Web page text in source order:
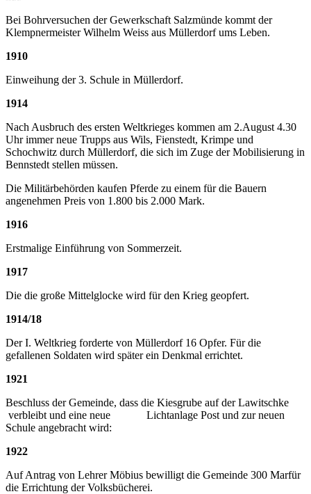
Bei Bohrversuchen der Gewerkschaft Salzmünde kommt der
Klempnermeister Wilhelm Weiss aus Müllerdorf ums Leben.
1910
Einweihung der 3. Schule in Müllerdorf.
1914
Nach Ausbruch des ersten Weltkrieges kommen am 2.August 4.30
Uhr immer neue Trupps aus Wils, Fienstedt, Krimpe und
Schochwitz durch Müllerdorf, die sich im Zuge der Mobilisierung in
Bennstedt stellen müssen.
Die Militärbehörden kaufen Pferde zu einem für die Bauern
angenehmen Preis von 1.800 bis 2.000 Mark.
1916
Erstmalige Einführung von Sommerzeit.
1917
Die die große Mittelglocke wird für den Krieg geopfert.
1914/18
Der I. Weltkrieg forderte von Müllerdorf 16 Opfer. Für die
gefallenen Soldaten wird später ein Denkmal errichtet.
1921
Beschluss der Gemeinde, dass die Kiesgrube auf der Lawitschke
verbleibt und eine neue Lichtanlage Post und zur neuen
Schule angebracht wird:
1922
Auf Antrag von Lehrer Möbius bewilligt die Gemeinde 300 Marfür
die Errichtung der Volksbücherei.